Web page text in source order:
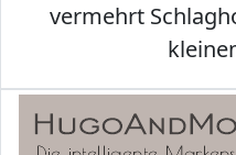
vermehrt